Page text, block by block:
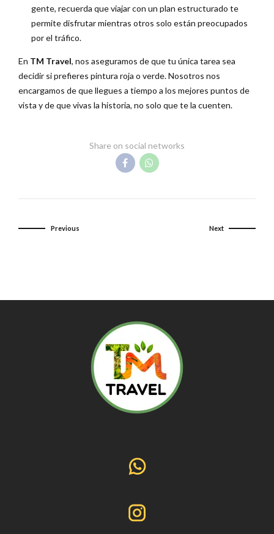
gente, recuerda que viajar con un plan estructurado te
permite disfrutar mientras otros solo están preocupados
por el tráfico.
En TM Travel, nos aseguramos de que tu única tarea sea
decidir si prefieres pintura roja o verde. Nosotros nos
encargamos de que llegues a tiempo a los mejores puntos de
vista y de que vivas la historia, no solo que te la cuenten.
Share on social networks
Previous Next